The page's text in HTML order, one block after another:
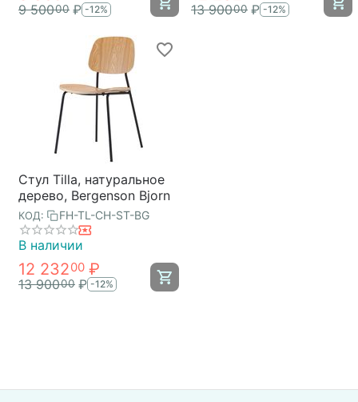
9 50000 ₽ -12% 13 90000 ₽ -12%
Стул Tilla, натуральное
дерево, Bergenson Bjorn
КОД: FH-TL-CH-ST-BG
В наличии
12 23200 ₽
13 90000 ₽ -12%